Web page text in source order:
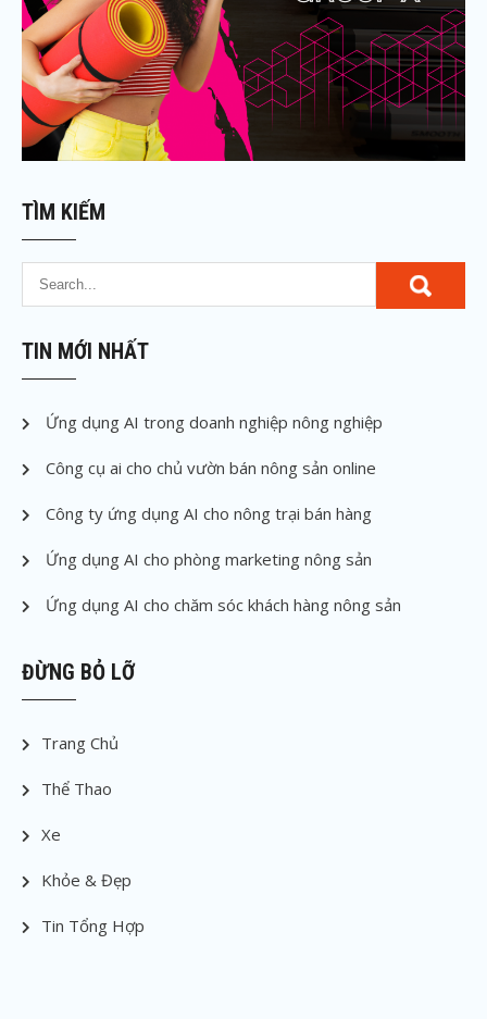
TÌM KIẾM
TIN MỚI NHẤT
Ứng dụng AI trong doanh nghiệp nông nghiệp
Công cụ ai cho chủ vườn bán nông sản online
Công ty ứng dụng AI cho nông trại bán hàng
Ứng dụng AI cho phòng marketing nông sản
Ứng dụng AI cho chăm sóc khách hàng nông sản
ĐỪNG BỎ LỠ
Trang Chủ
Thể Thao
Xe
Khỏe & Đẹp
Tin Tổng Hợp